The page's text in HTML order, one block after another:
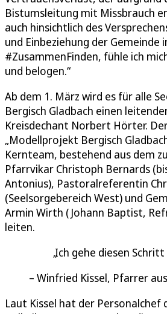
Bistumsleitung mit Missbrauch
auch hinsichtlich des
und Einbeziehung der Gemeinde
#ZusammenFinden, fühle ich
und belogen.“
Ab dem 1. März wird es für alle
Bergisch Gladbach einen
Kreisdechant Norbert Hörter.
„Modellprojekt Bergisch
Kernteam, bestehend aus dem
Pfarrvikar Christoph Bernards
Antonius), Pastoralreferentin
(Seelsorgebereich West) und
Armin Wirth (Johann Baptist,
leiten.
Ich gehe diesen
Winfried Kissel, Pfarrer
Laut Kissel hat der Personalchef